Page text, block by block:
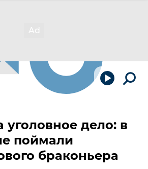
уголовное дело: в
поймали
браконьера